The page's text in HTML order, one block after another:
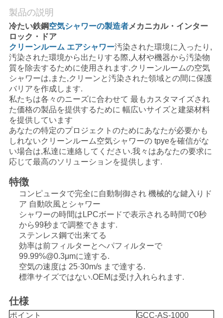
管
理
連
絡
く
だ
さ
い
事
製品の説明
冷たい鉄鋼空気シャワーの製造者メカニカル・インター
ロック・ドア
クリーンルーム エアシャワー汚染された環境に入ったり,
汚染された環境から出たりする際,人材や機器から汚染物
質を除去するために使用されます.クリーンルームの空気
シャワーは,また,クリーンと汚染された領域との間に保護
バリアを作成します.
私たちは各々のニーズに合わせて 最もカスタマイズされ
た価格の製品を提供するために 幅広いサイズと建築材料
を提供しています
あなたの特定のプロジェクトのためにあなたが必要かも
しれないクリーンルーム空気シャワーの tpyeを確信がな
い場合は,私達に連絡してください.我々はあなたの要求に
応じて最高のソリューションを提供します.
特徴
コンピュータで完全に自動制御され 機械的な鍵入りド
ア 自動吹風とシャワー
シャワーの時間はLPCボードで表示される時間で0秒
から99秒まで調整できます.
ステンレス鋼で出来てる
効率は前フィルターとヘパフィルターで
99.99%@0.3μmに達する.
空気の速度は 25·30m/s まで達する.
標準サイズではない.OEMは受け入れられます.
仕様
ポイント GCC-AS-1000